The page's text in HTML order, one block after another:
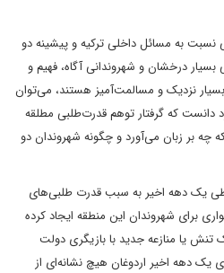
به مسائل داخلی ترکیه و پیشینه دو
بسیار درخشان و شهروندانی آگاه، فهیم و
نزدیک و مسالمت‌آمیز هستند، می‌توان
که گرفتار توهم قدرت‌طلبی مطلقه
چه بر زبان می‌آورد و چگونه شهروندان دو
طی یک دهه اخیر به سبب قدرت طلبی‌های
برای شهروندان این منطقه ایجاد کرده
یا منازعه جدید با بازیگری دولت
یک دهه اخیر اردوغان هیچ‌ نشانه‌ای از